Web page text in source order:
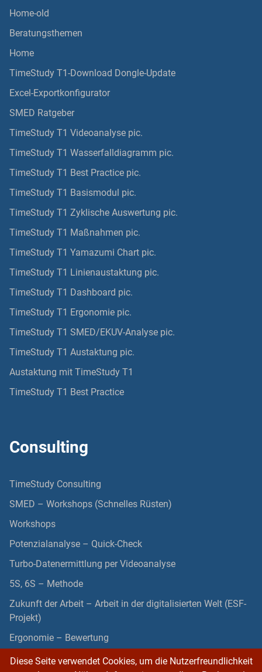
Home-old
Beratungsthemen
Home
TimeStudy T1-Download Dongle-Update
Excel-Exportkonfigurator
SMED Ratgeber
TimeStudy T1 Videoanalyse pic.
TimeStudy T1 Wasserfalldiagramm pic.
TimeStudy T1 Best Practice pic.
TimeStudy T1 Basismodul pic.
TimeStudy T1 Zyklische Auswertung pic.
TimeStudy T1 Maßnahmen pic.
TimeStudy T1 Yamazumi Chart pic.
TimeStudy T1 Linienaustaktung pic.
TimeStudy T1 Dashboard pic.
TimeStudy T1 Ergonomie pic.
TimeStudy T1 SMED/EKUV-Analyse pic.
TimeStudy T1 Austaktung pic.
Austaktung mit TimeStudy T1
TimeStudy T1 Best Practice
Consulting
TimeStudy Consulting
SMED – Workshops (Schnelles Rüsten)
Workshops
Potenzialanalyse – Quick-Check
Turbo-Datenermittlung per Videoanalyse
5S, 6S – Methode
Zukunft der Arbeit – Arbeit in der digitalisierten Welt (ESF-
Projekt)
Ergonomie – Bewertung
Diese Seite verwendet Cookies, um die Nutzerfreundlichkeit